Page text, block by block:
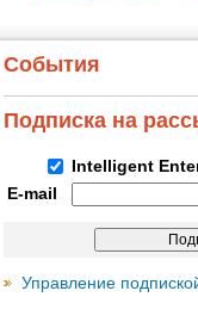
События
Подписка на
Intelligent
E-mail
Управление